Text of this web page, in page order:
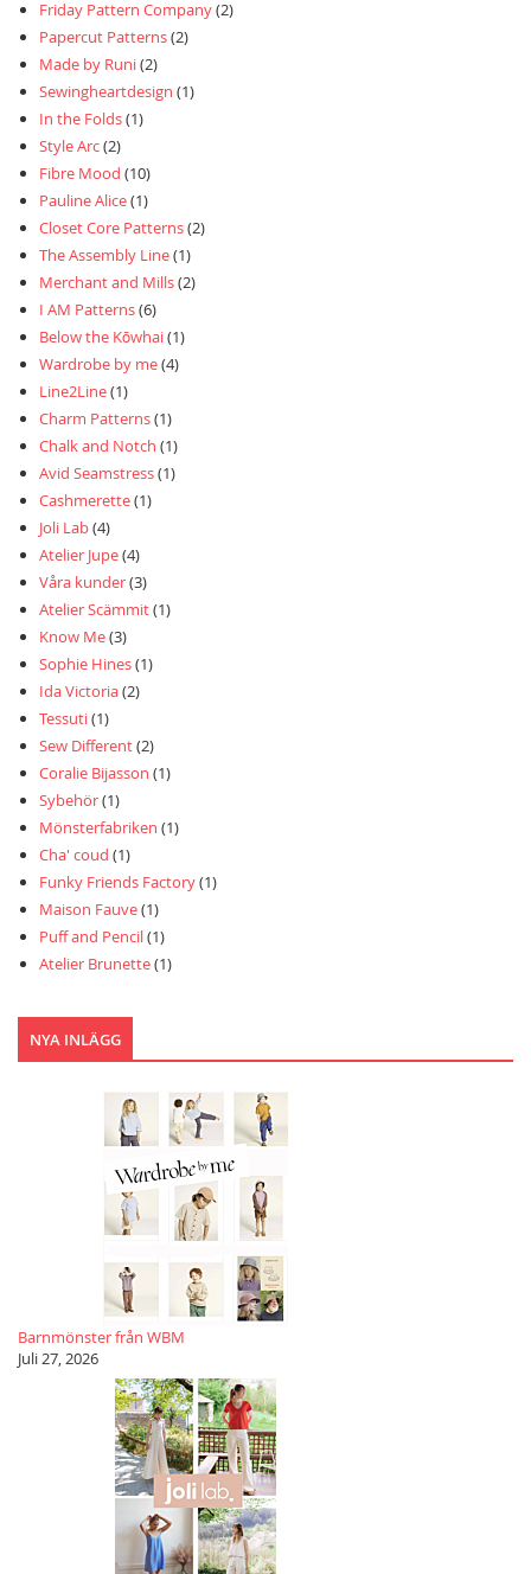
Friday Pattern Company(2)
Papercut Patterns(2)
Made by Runi(2)
Sewingheartdesign (1)
In the Folds(1)
Style Arc(2)
Fibre Mood (10)
Pauline Alice(1)
Closet Core Patterns(2)
The Assembly Line(1)
Merchant and Mills(2)
I AM Patterns(6)
Below the Kōwhai(1)
Wardrobe by me(4)
Line2Line(1)
Charm Patterns(1)
Chalk and Notch (1)
Avid Seamstress(1)
Cashmerette(1)
Joli Lab(4)
Atelier Jupe(4)
Våra kunder(3)
Atelier Scämmit(1)
Know Me(3)
Sophie Hines(1)
Ida Victoria(2)
Tessuti(1)
Sew Different(2)
Coralie Bijasson (1)
Sybehör(1)
Mönsterfabriken (1)
Cha' coud (1)
Funky Friends Factory(1)
Maison Fauve(1)
Puff and Pencil(1)
Atelier Brunette(1)
NYA INLÄGG
Barnmönster från WBM
Juli 27, 2026